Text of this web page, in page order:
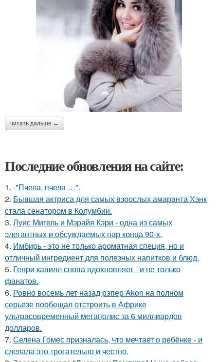
читать дальше →
Последние обновления на сайте:
1. -"Пчела, пчела …".
2. Бывшая актриса для самых взрослых амаранта Хэнк
стала сенатором в Колумбии.
3. Луис Мигель и Мэрайя Кэри - одна из самых
элегантных и обсуждаемых пар конца 90-х.
4. Имбирь - это не только ароматная специя, но и
отличный ингредиент для полезных напитков и блюд.
5. Генри кавилл снова вдохновляет - и не только
фанатов.
6. Ровно восемь лет назад рэпер Akon на полном
серьезе пообещал отстроить в Африке
ультрасовременный мегаполис за 6 миллиардов
долларов.
7. Селена Гомес призналась, что мечтает о ребёнке - и
сделала это трогательно и честно.